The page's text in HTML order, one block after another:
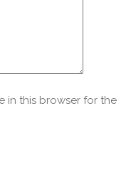
in this browser for the